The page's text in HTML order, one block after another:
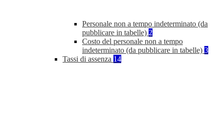
Personale non a tempo indeterminato (da
pubblicare in tabelle) 2
Costo del personale non a tempo
indeterminato (da pubblicare in tabelle) 3
Tassi di assenza 14